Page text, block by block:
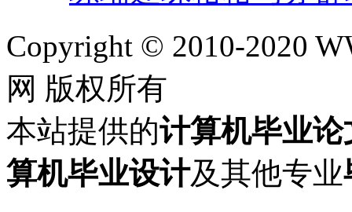
Copyright © 2010-2020
网 版权所有
本站提供的计算机毕业论
算机毕业设计及其他专业